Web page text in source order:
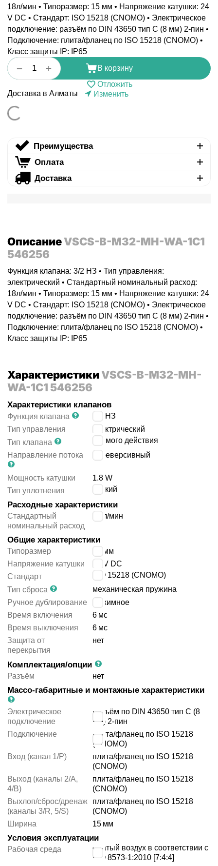
18л/мин • Типоразмер: 15 мм • Напряжение катушки: 24
V DC • Стандарт: ISO 15218 (CNOMO) • Электрическое
подключение: разъём по DIN 43650 тип C (8 мм) 2-пин •
Подключение: плита/фланец по ISO 15218 (CNOMO) •
Класс защиты IP: IP65
+
−
В корзину
Отложить
Доставка в Алматы
Изменить
Преимущества
Оплата
Доставка
ОписаниеVSCS-B-M32-MH-WA-1C1
546256
Функция клапана: 3/2 НЗ • Тип управления:
электрический • Стандартный номинальный расход:
18л/мин • Типоразмер: 15 мм • Напряжение катушки: 24
V DC • Стандарт: ISO 15218 (CNOMO) • Электрическое
подключение: разъём по DIN 43650 тип C (8 мм) 2-пин •
Подключение: плита/фланец по ISO 15218 (CNOMO) •
Класс защиты IP: IP65
ХарактеристикиVSCS-B-M32-MH-
WA-1C1 546256
Характеристики клапанов
Функция клапана
3/2 НЗ
Тип управления
электрический
Тип клапана
прямого действия
Направление потока
нереверсивный
Мощность катушки
1.8 W
Тип уплотнения
мягкий
Расходные характеристики
Стандартный
номинальный расход
л/мин
Общие характеристики
Типоразмер
15 мм
Напряжение катушки
24 V DC
Стандарт
ISO 15218 (CNOMO)
Тип сброса
механическая пружина
Ручное дублирование
нажимное
Время включения
6 мс
Время выключения
6 мс
Защита от
перекрытия
нет
Комплектация/опции
Разъём нет
Массо-габаритные и монтажные характеристики
Электрическое
подключение
разъём по DIN 43650 тип C (8
мм) 2-пин
Подключение
плита/фланец по ISO 15218
(CNOMO)
Вход (канал 1/P)
плита/фланец по ISO 15218
(CNOMO)
Выход (каналы 2/A,
4/B)
плита/фланец по ISO 15218
(CNOMO)
Выхлоп/сброс/дренаж
(каналы 3/R, 5/S)
плита/фланец по ISO 15218
(CNOMO)
Ширина
15 мм
Условия эксплуатации
Рабочая среда
сжатый воздух в соответствии с
ISO 8573-1:2010 [7:4:4]